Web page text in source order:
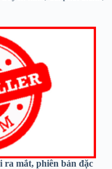
ra mắt, phiên bản đặc